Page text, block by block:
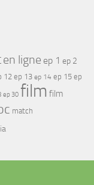
en ligne ep 1 ep 2
12ep 13 ep 14 ep 15 ep
ep 30 film film
match